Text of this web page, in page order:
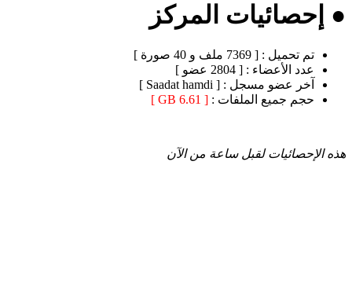
● إحصائيات المركز
تم تحميل : [ 7369 ملف و 40 صورة ]
عدد الأعضاء : [ 2804 عضو ]
آخر عضو مسجل : [ Saadat hamdi ]
حجم جميع الملفات : [ 6.61 GB ]
هذه الإحصائيات لقبل ساعة من الآن